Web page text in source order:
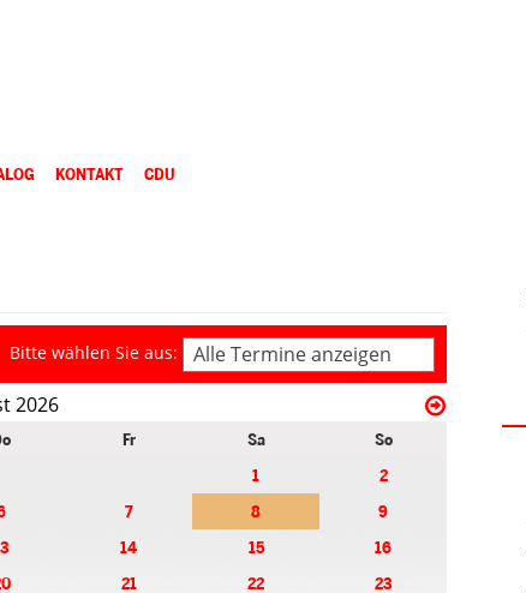
KONTAKT CDU
Bitte wählen Sie aus:
Alle Termine anzeigen
2026
Fr Sa
So
1
2
7 8
9
14 15
16
21 22
23